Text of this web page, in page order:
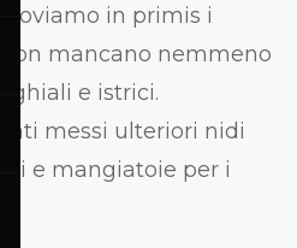
troviamo in primis i
non mancano nemmeno
e istrici.
messi ulteriori nidi
e mangiatoie per i